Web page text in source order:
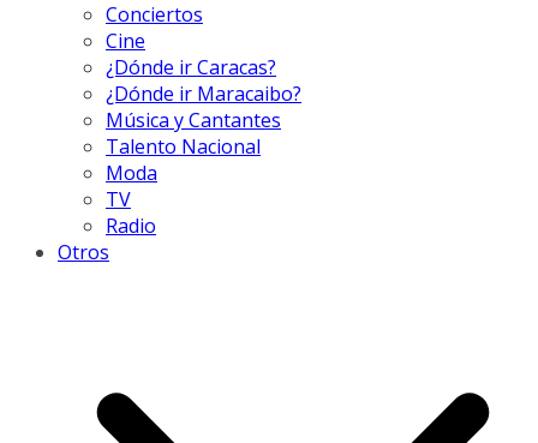
Conciertos
Cine
¿Dónde ir Caracas?
¿Dónde ir Maracaibo?
Música y Cantantes
Talento Nacional
Moda
TV
Radio
Otros